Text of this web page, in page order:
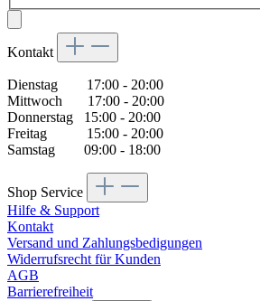
Kontakt
Dienstag 17:00 - 20:00
Mittwoch 17:00 - 20:00
Donnerstag 15:00 - 20:00
Freitag 15:00 - 20:00
Samstag 09:00 - 18:00
Shop Service
Hilfe & Support
Kontakt
Versand und Zahlungsbedigungen
Widerrufsrecht für Kunden
AGB
Barrierefreiheit